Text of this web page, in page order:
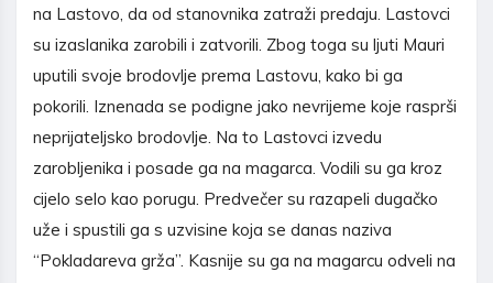
na Lastovo, da od stanovnika zatraži predaju. Lastovci
su izaslanika zarobili i zatvorili. Zbog toga su ljuti Mauri
uputili svoje brodovlje prema Lastovu, kako bi ga
pokorili. Iznenada se podigne jako nevrijeme koje rasprši
neprijateljsko brodovlje. Na to Lastovci izvedu
zarobljenika i posade ga na magarca. Vodili su ga kroz
cijelo selo kao porugu. Predvečer su razapeli dugačko
uže i spustili ga s uzvisine koja se danas naziva
“Pokladareva grža”. Kasnije su ga na magarcu odveli na